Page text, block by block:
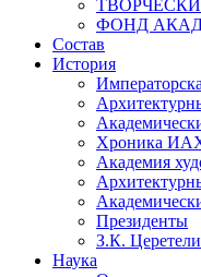
ФОНД
Состав
История
Хроника
Академия
Президенты
З.К.
Наука